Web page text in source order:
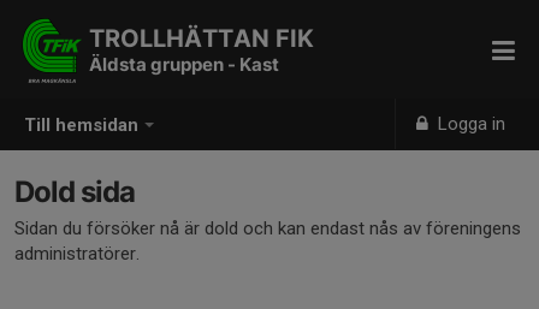
Till hemsidan Logga in
TROLLHÄTTAN FIK
Äldsta gruppen - Kast
Dold sida
Sidan du försöker nå är dold och kan endast nås av föreningens
administratörer.